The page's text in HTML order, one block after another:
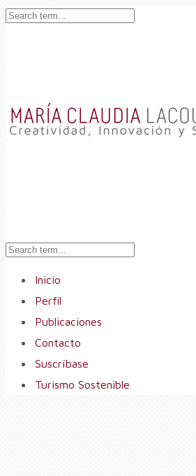
Inicio
Perfil
Publicaciones
Contacto
Suscríbase
Turismo Sostenible